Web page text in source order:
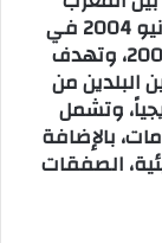
والولايات المتحدة تم توقيعها في 15 يونيو 2004 في
واشنطن، ودخلت حيز التنفيذ في 1 يناير 2006، وتهدف
البلدين من
وتشمل
بالإضافة
الصفقات